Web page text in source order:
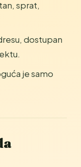
sprat,
dostupan
je samo